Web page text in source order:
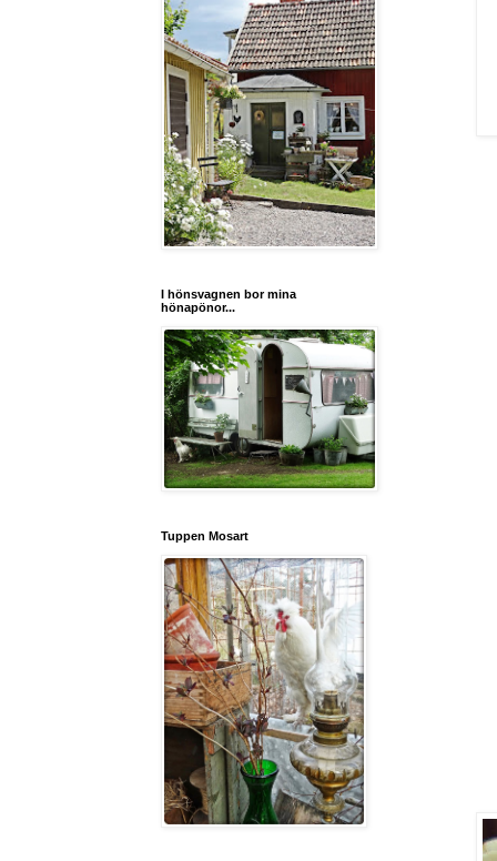
I hönsvagnen bor mina
hönapönor...
Tuppen Mosart